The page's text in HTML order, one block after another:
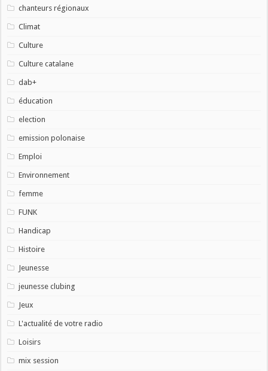
chanteurs régionaux
Climat
Culture
Culture catalane
dab+
éducation
election
emission polonaise
Emploi
Environnement
femme
FUNK
Handicap
Histoire
Jeunesse
jeunesse clubing
Jeux
L'actualité de votre radio
Loisirs
mix session